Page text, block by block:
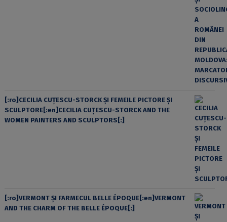
[:ro]CECILIA CUŢESCU-STORCK ŞI FEMEILE PICTORE ŞI
SCULPTORE[:en]CECILIA CUŢESCU-STORCK AND THE
WOMEN PAINTERS AND SCULPTORS[:]
[:ro]VERMONT ȘI FARMECUL BELLE ÉPOQUE[:en]VERMONT
AND THE CHARM OF THE BELLE ÉPOQUE[:]